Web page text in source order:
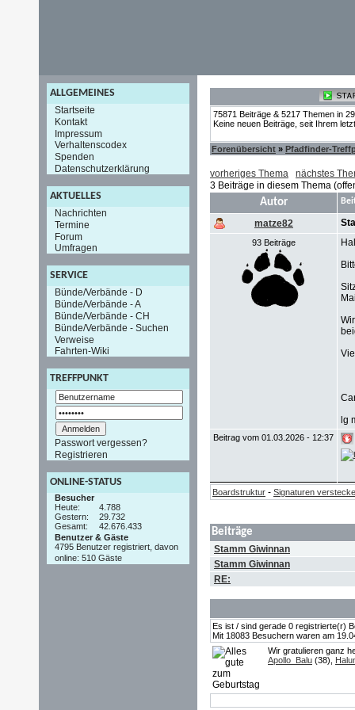
ALLGEMEINES
Startseite
Kontakt
Impressum
Verhaltenscodex
Spenden
Datenschutzerklärung
AKTUELLES
Nachrichten
Termine
Forum
Umfragen
SERVICE
Bünde/Verbände - D
Bünde/Verbände - A
Bünde/Verbände - CH
Bünde/Verbände - Suchen
Verweise
Fahrten-Wiki
TREFFPUNKT
Passwort vergessen?
Registrieren
ONLINE-STATUS
Besucher
Heute:
4.788
Gestern:
29.732
Gesamt:
42.676.433
Benutzer & Gäste
4795 Benutzer registriert, davon
online: 510 Gäste
75871 Beiträge & 5217 Themen in
Keine neuen Beiträge, seit Ihrem
Forenübersicht » Pfadfinder-
vorheriges Thema
nächstes
3 Beiträge in diesem Thema
Autor
matze82
93 Beiträge
lg
Beitrag vom 01.03.2026 - 12:37
Boardstruktur - Signaturen
Beiträge
Stamm Giwinnan
Stamm Giwinnan
RE:
Es ist / sind gerade 0 registrierte(r)
Mit 18083 Besuchern waren am
Wir gratulieren ganz
Apollo_Balu (38),